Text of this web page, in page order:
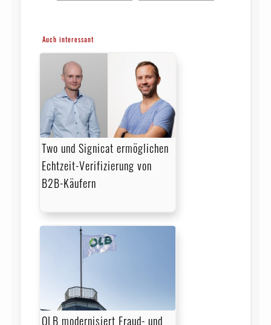
Auch interessant
Two und Signicat ermöglichen
Echtzeit-Verifizierung von
B2B-Käufern
OLB modernisiert Fraud- und